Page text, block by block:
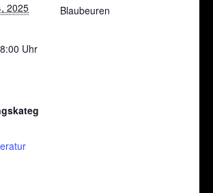
2025
Uhr
Blaubeuren